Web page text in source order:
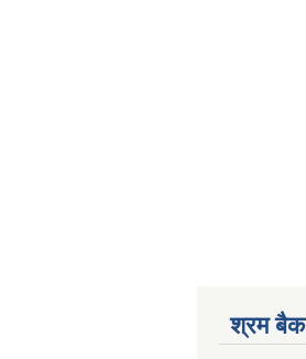
श्रम बैक